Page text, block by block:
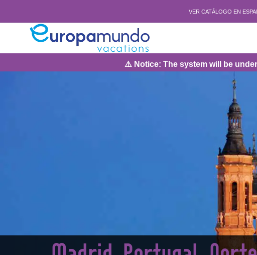
VER CATÁLOGO EN
⚠️ Notice: The system will be under maintenance on